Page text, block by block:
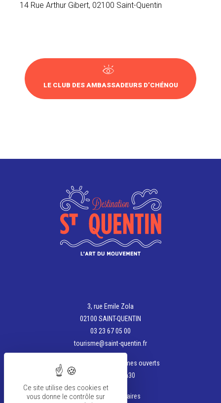
14 Rue Arthur Gibert, 02100 Saint-Quentin
LE CLUB DES AMBASSADEURS D’CHÉNOU
3, rue Emile Zola
02100 SAINT-QUENTIN
03 23 67 05 00
tourisme@saint-quentin.fr
Aujourd'hui, nous sommes ouverts
de 13h30 à 17h30
Voir tous les horaires
Ce site utilise des cookies et
vous donne le contrôle sur